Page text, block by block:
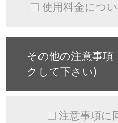
使用料金につ
その他の注意事
クして下さい)
注意事項に